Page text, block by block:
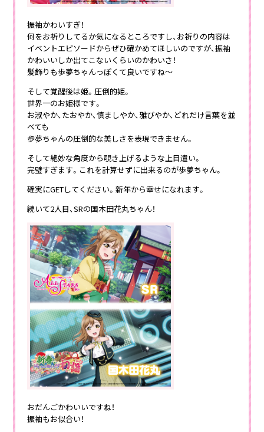
振袖かわいすぎ！
何をお祈りしてるか気になるところですし、お祈りの内容は
イベントエピソードからぜひ確かめてほしいのですが、振袖
かわいいしか出てこないくらいのかわいさ！
髪飾りも歩夢ちゃんっぽくて良いですね～
そして覚醒後は姫。圧倒的姫。
世界一のお姫様です。
お淑やか、たおやか、慎ましやか、雅びやか、どれだけ言葉を並
べても
歩夢ちゃんの圧倒的な美しさを表現できません。
そして絶妙な角度から覗き上げるような上目遣い。
完璧すぎます。これを計算せずに出来るのが歩夢ちゃん。
確実にGETしてください。新年から幸せになれます。
続いて2人目、SRの国木田花丸ちゃん！
おだんごかわいいですね！
振袖もお似合い！